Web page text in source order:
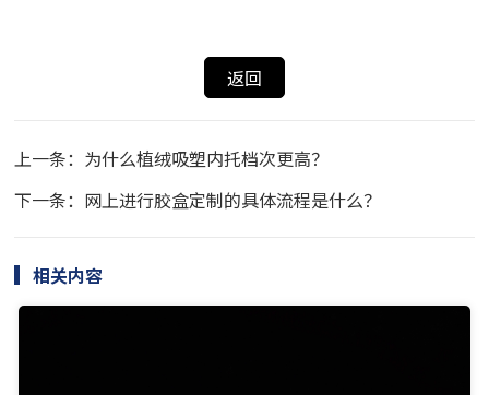
返回
上一条：为什么植绒吸塑内托档次更高？
下一条：网上进行胶盒定制的具体流程是什么？
相关内容